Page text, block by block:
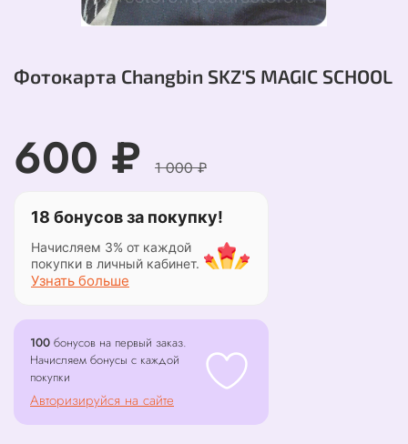
Фотокарта Changbin SKZ'S MAGIC SCHOOL
600 ₽ 1 000 ₽
18 бонусов за покупку!
Начисляем 3% от каждой
покупки в личный кабинет.
Узнать больше
100 бонусов на первый заказ.
Начисляем бонусы с каждой
покупки
Авторизируйся на сайте